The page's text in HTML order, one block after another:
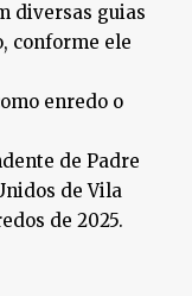
diversas guias
conforme ele
enredo o
de Padre
de Vila
de 2025.